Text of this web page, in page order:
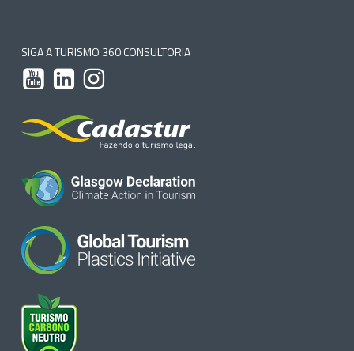
SIGA A TURISMO 360 CONSULTORIA